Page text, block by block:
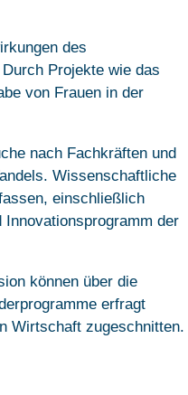
des
Projekte wie das
von Frauen in der
nach Fachkräften und
Wissenschaftliche
einschließlich
der
können über die
erfragt
Wirtschaft zugeschnitten.